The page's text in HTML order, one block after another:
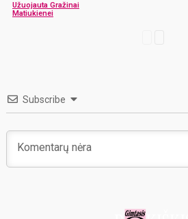
Užuojauta Gražinai
Matiukienei
Subscribe